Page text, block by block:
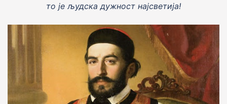
то је људска дужност најсветија!